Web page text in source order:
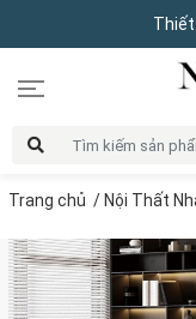
Thiết
Trang chủ / Nội Thất